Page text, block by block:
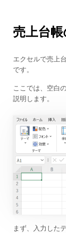
売上台
エクセルで売上
です。
ここでは、空白
説明します。
まず、入力した